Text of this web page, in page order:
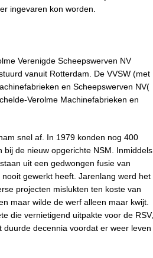
ingevaren kon worden.
Verenigde Scheepswerven NV
vanuit Rotterdam. De VVSW (met
en Scheepswerven NV(
Verolme Machinefabrieken en
snel af. In 1979 konden nog 400
de nieuw opgerichte NSM. Inmiddels
uit een gedwongen fusie van
gewerkt heeft. Jarenlang werd het
projecten mislukten ten koste van
maar wilde de werf alleen maar kwijt.
die vernietigend uitpakte voor de RSV,
decennia voordat er weer leven